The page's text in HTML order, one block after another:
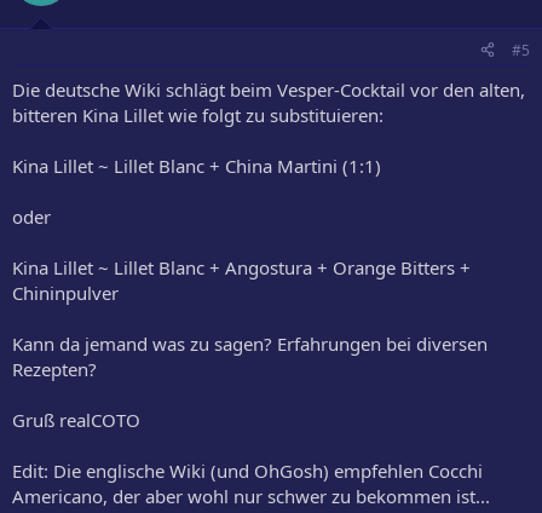
#5
Die deutsche Wiki schlägt beim Vesper-Cocktail vor den alten,
bitteren Kina Lillet wie folgt zu substituieren:
Kina Lillet ~ Lillet Blanc + China Martini (1:1)
oder
Kina Lillet ~ Lillet Blanc + Angostura + Orange Bitters +
Chininpulver
Kann da jemand was zu sagen? Erfahrungen bei diversen
Rezepten?
Gruß realCOTO
Edit: Die englische Wiki (und OhGosh) empfehlen Cocchi
Americano, der aber wohl nur schwer zu bekommen ist...